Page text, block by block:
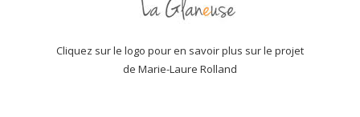
Cliquez sur le logo pour en savoir plus sur le projet
de Marie-Laure Rolland